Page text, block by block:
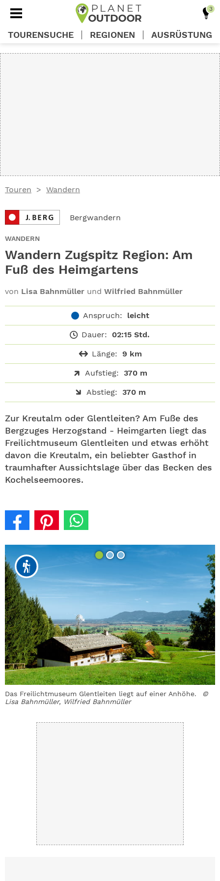
Touren Wandern
Bergwandern
WANDERN
Wandern Zugspitz Region: Am
Fuß des Heimgartens
von Lisa Bahnmüller und Wilfried Bahnmüller
Anspruch: leicht
Dauer: 02:15 Std.
Länge: 9 km
Aufstieg: 370 m
Abstieg: 370 m
Zur Kreutalm oder Glentleiten? Am Fuße des
Bergzuges Herzogstand - Heimgarten liegt das
Freilichtmuseum Glentleiten und etwas erhöht
davon die Kreutalm, ein beliebter Gasthof in
traumhafter Aussichtslage über das Becken des
Kochelseemoores.
Das Freilichtmuseum Glentleiten liegt auf einer Anhöhe.
©
Lisa Bahnmüller, Wilfried Bahnmüller
TOURENSUCHE REGIONEN AUSRÜSTUNG
ABO
GEWINNEN
NEWSLETTER
SHOP